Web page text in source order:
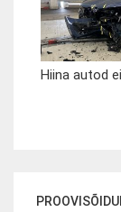
Hiina autod